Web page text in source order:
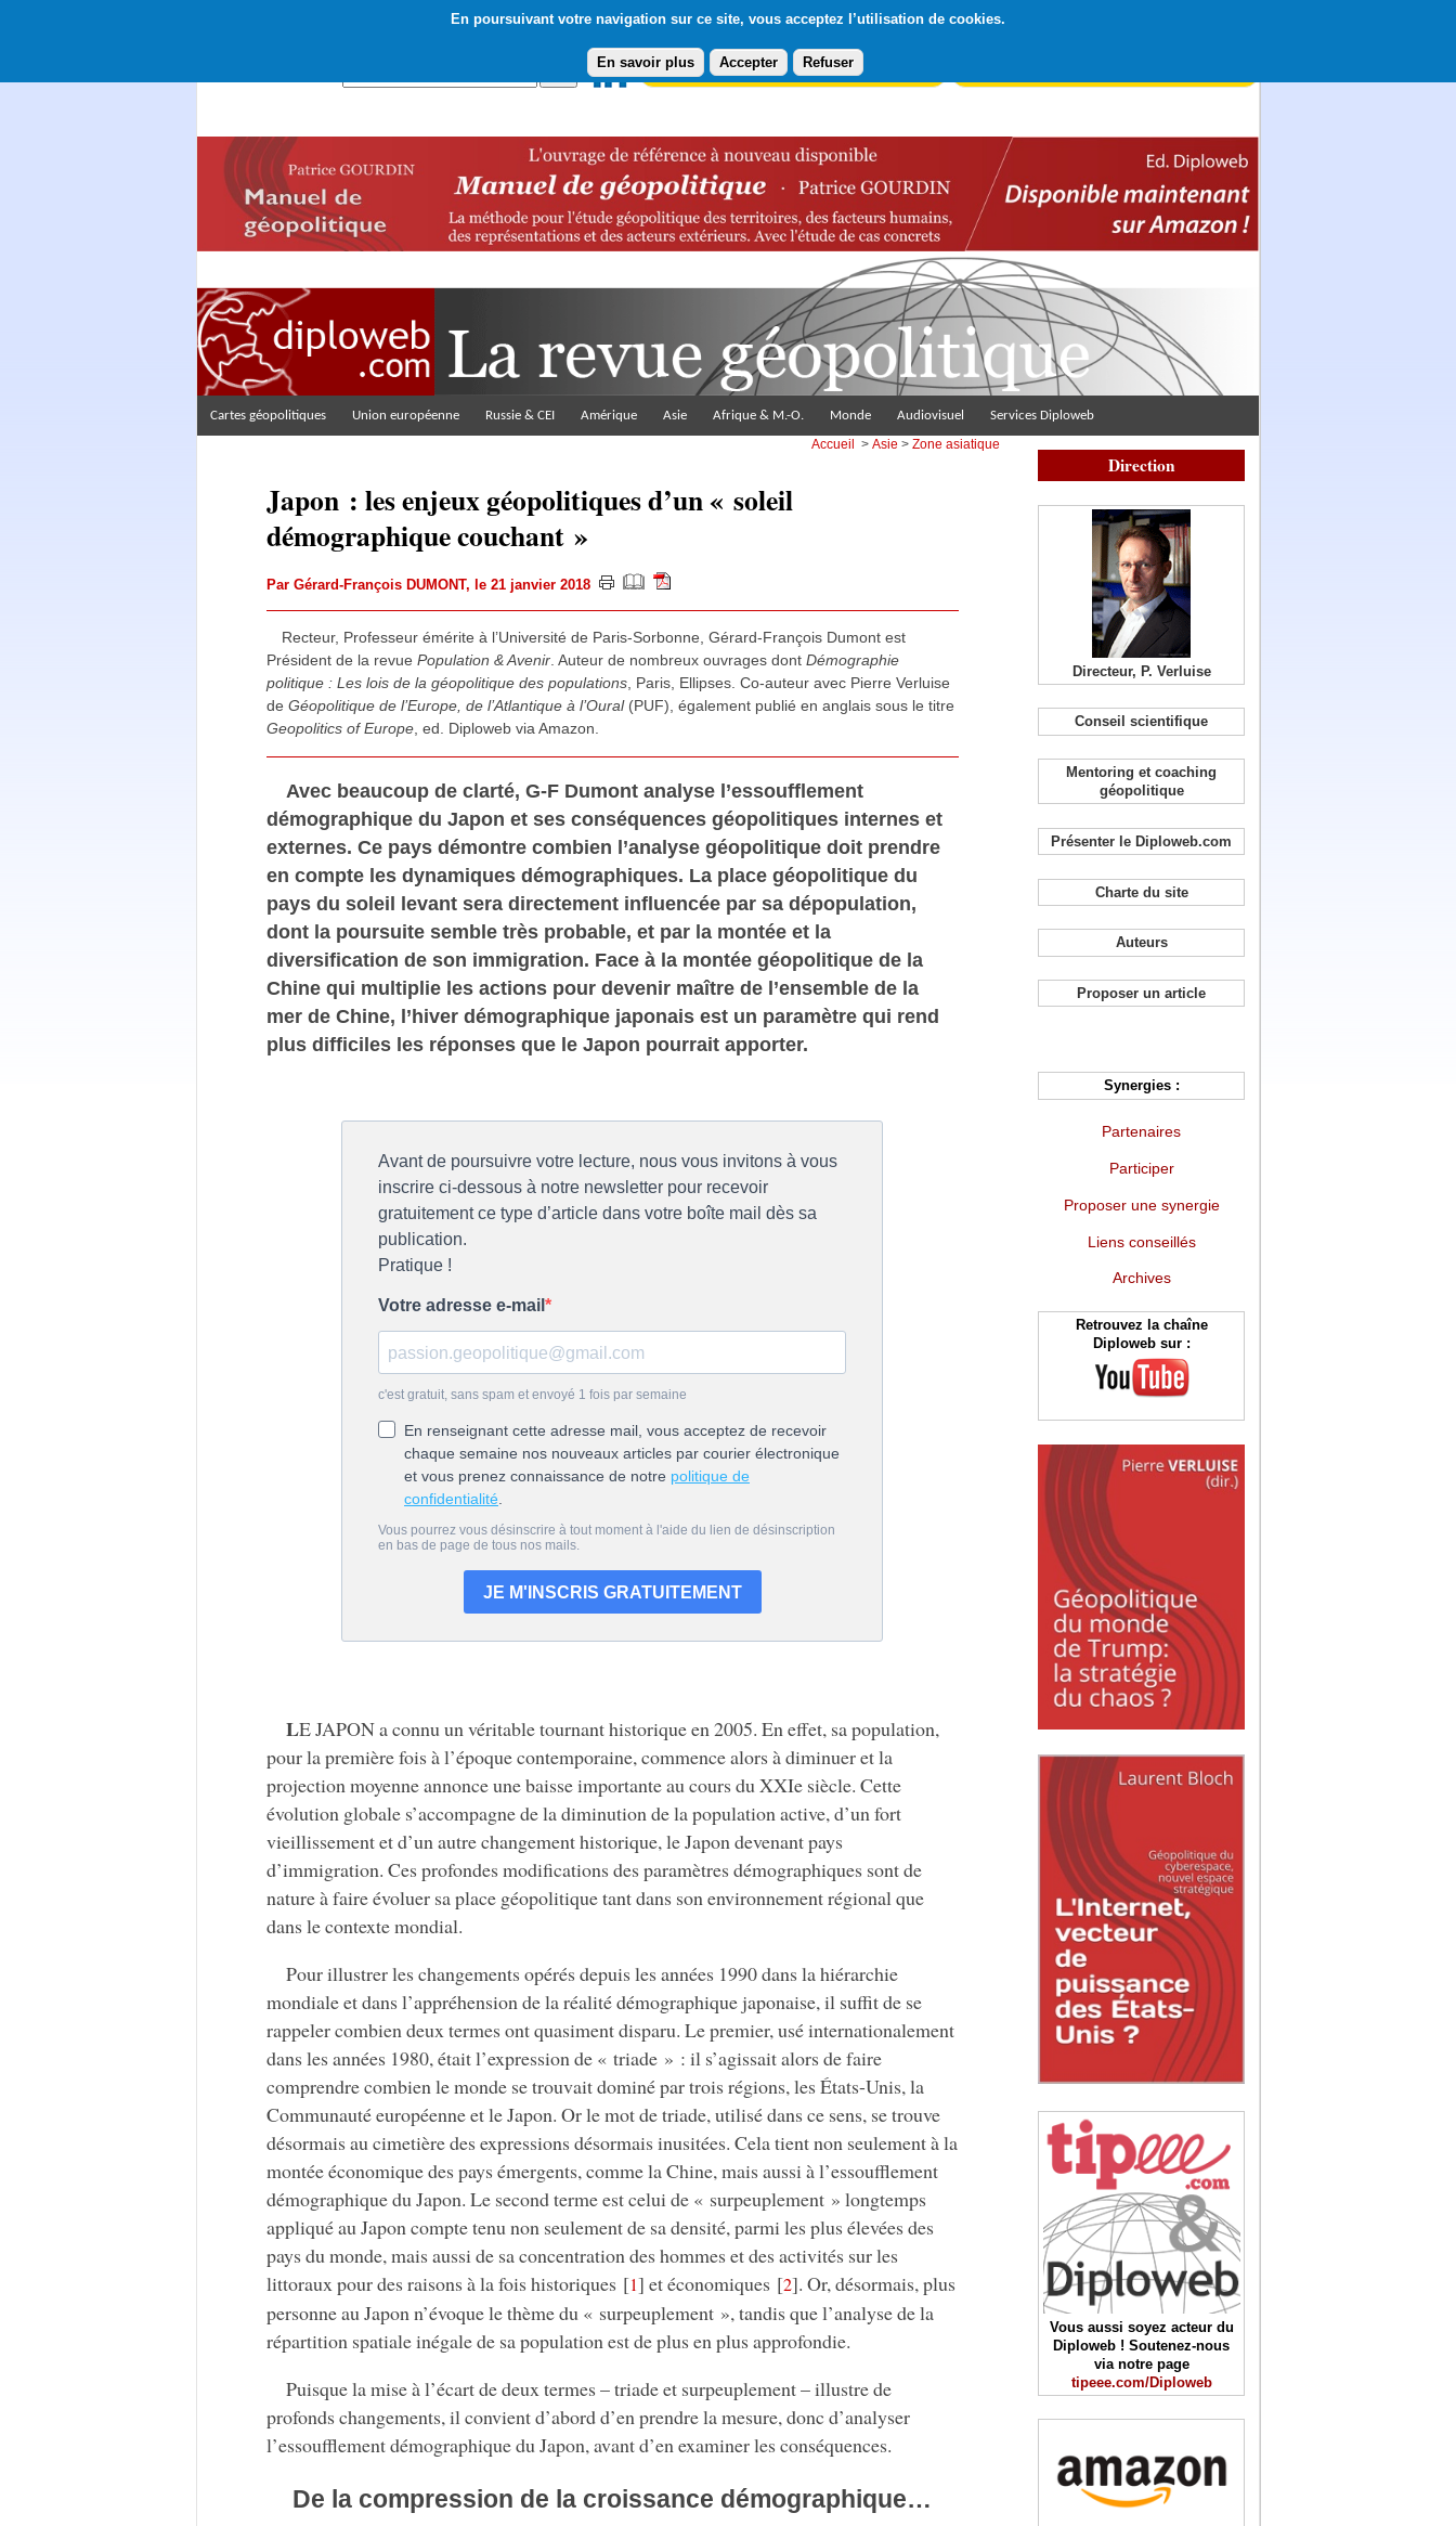
En poursuivant votre navigation sur ce site, vous acceptez l’utilisation de cookies.
En savoir plus Accepter Refuser
Abonnement gratuit à la Lettre du Diploweb
Cartes géopolitiques Union européenne Russie & CEI Amérique Asie Afrique & M.-O. Monde Audiovisuel Services Diploweb
Accueil >Asie >Zone asiatique
Japon : les enjeux géopolitiques d’un « soleil
démographique couchant »
Par Gérard-François DUMONT, le 21 janvier 2018
Recteur, Professeur émérite à l’Université de Paris-Sorbonne, Gérard-François Dumont est
Président de la revue Population & Avenir. Auteur de nombreux ouvrages dont Démographie
politique : Les lois de la géopolitique des populations, Paris, Ellipses. Co-auteur avec Pierre Verluise
de Géopolitique de l’Europe, de l’Atlantique à l’Oural(PUF), également publié en anglais sous le titre
Geopolitics of Europe, ed. Diploweb via Amazon.
Avec beaucoup de clarté, G-F Dumont analyse l’essoufflement
démographique du Japon et ses conséquences géopolitiques internes et
externes. Ce pays démontre combien l’analyse géopolitique doit prendre
en compte les dynamiques démographiques. La place géopolitique du
pays du soleil levant sera directement influencée par sa dépopulation,
dont la poursuite semble très probable, et par la montée et la
diversification de son immigration. Face à la montée géopolitique de la
Chine qui multiplie les actions pour devenir maître de l’ensemble de la
mer de Chine, l’hiver démographique japonais est un paramètre qui rend
plus difficiles les réponses que le Japon pourrait apporter.
LE JAPON a connu un véritable tournant historique en 2005. En effet, sa population,
pour la première fois à l’époque contemporaine, commence alors à diminuer et la
projection moyenne annonce une baisse importante au cours du XXIe siècle. Cette
évolution globale s’accompagne de la diminution de la population active, d’un fort
vieillissement et d’un autre changement historique, le Japon devenant pays
d’immigration. Ces profondes modifications des paramètres démographiques sont de
nature à faire évoluer sa place géopolitique tant dans son environnement régional que
dans le contexte mondial.
Pour illustrer les changements opérés depuis les années 1990 dans la hiérarchie
mondiale et dans l’appréhension de la réalité démographique japonaise, il suffit de se
rappeler combien deux termes ont quasiment disparu. Le premier, usé internationalement
dans les années 1980, était l’expression de « triade » : il s’agissait alors de faire
comprendre combien le monde se trouvait dominé par trois régions, les États-Unis, la
Communauté européenne et le Japon. Or le mot de triade, utilisé dans ce sens, se trouve
désormais au cimetière des expressions désormais inusitées. Cela tient non seulement à la
montée économique des pays émergents, comme la Chine, mais aussi à l’essoufflement
démographique du Japon. Le second terme est celui de « surpeuplement » longtemps
appliqué au Japon compte tenu non seulement de sa densité, parmi les plus élevées des
pays du monde, mais aussi de sa concentration des hommes et des activités sur les
littoraux pour des raisons à la fois historiques [1] et économiques [2]. Or, désormais, plus
personne au Japon n’évoque le thème du « surpeuplement », tandis que l’analyse de la
répartition spatiale inégale de sa population est de plus en plus approfondie.
Puisque la mise à l’écart de deux termes – triade et surpeuplement – illustre de
profonds changements, il convient d’abord d’en prendre la mesure, donc d’analyser
l’essoufflement démographique du Japon, avant d’en examiner les conséquences.
De la compression de la croissance démographique…
Direction
Directeur, P. Verluise
Conseil scientifique
Mentoring et coaching
géopolitique
Présenter le Diploweb.com
Charte du site
Auteurs
Proposer un article
Synergies :
Partenaires
Participer
Proposer une synergie
Liens conseillés
Archives
Retrouvez la chaîne
Diploweb sur :
Vous aussi soyez acteur du
Diploweb ! Soutenez-nous
via notre page
tipeee.com/Diploweb